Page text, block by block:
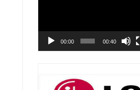
00:00 00:40